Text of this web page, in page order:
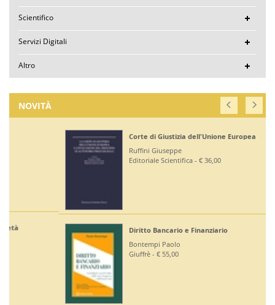
Scientifico
Servizi Digitali
Altro
NOVITÀ
Corte di Giustizia dell'Unione Europea
Ruffini Giuseppe
Editoriale Scientifica - € 36,00
Diritto Bancario e Finanziario
Bontempi Paolo
Giuffrè - € 55,00